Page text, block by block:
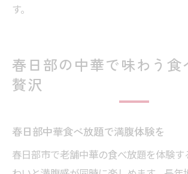
す。
春日部の中華で味わう食
贅沢
春日部中華食べ放題で満腹体験を
春日部市で老舗中華の食べ放題を体験